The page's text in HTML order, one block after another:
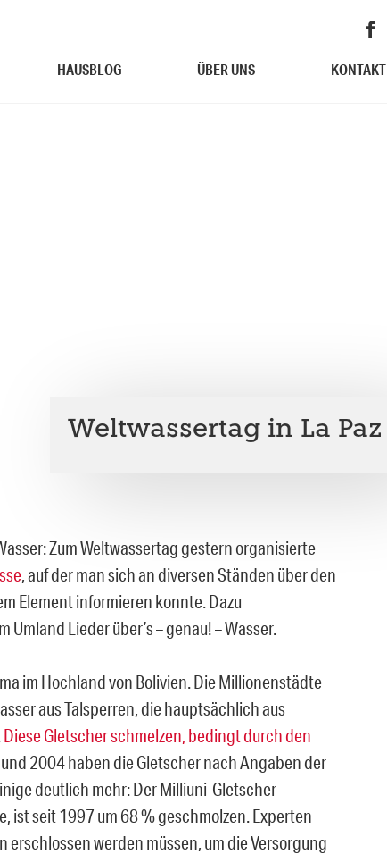
HAUSBLOG ÜBER UNS KONTAKT
Weltwassertag in La Paz
Zum Weltwassertag gestern organisierte
, auf der man sich an diversen Ständen über den
Element informieren konnte. Dazu
Lieder über’s – genau! – Wasser.
im Hochland von Bolivien. Die Millionenstädte
aus Talsperren, die hauptsächlich aus
Diese Gletscher schmelzen, bedingt durch den
2004 haben die Gletscher nach Angaben der
deutlich mehr: Der Milliuni-Gletscher
ist seit 1997 um 68 % geschmolzen. Experten
erschlossen werden müssen, um die Versorgung